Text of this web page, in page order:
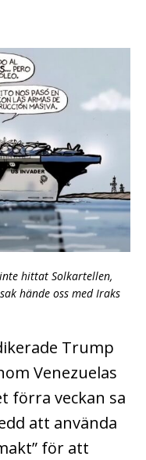
hittat Solkartellen,
hände oss med Iraks
Trump
Venezuelas
förra veckan sa
att använda
för att